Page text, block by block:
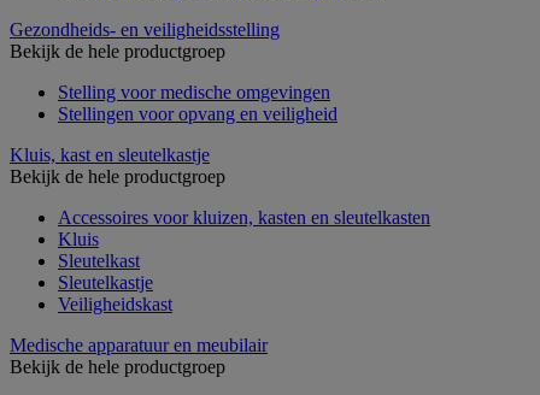
Gezondheids- en veiligheidsstelling
Bekijk de hele productgroep
Stelling voor medische omgevingen
Stellingen voor opvang en veiligheid
Kluis, kast en sleutelkastje
Bekijk de hele productgroep
Accessoires voor kluizen, kasten en sleutelkasten
Kluis
Sleutelkast
Sleutelkastje
Veiligheidskast
Medische apparatuur en meubilair
Bekijk de hele productgroep